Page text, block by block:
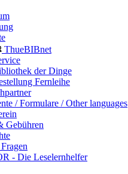
ThueBIBnet
der Dinge
Fernleihe
/ Formulare / Other languages
Gebühren
- Die Leselernhelfer